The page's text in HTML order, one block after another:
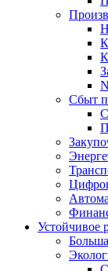
Сбыт
Устойчивое